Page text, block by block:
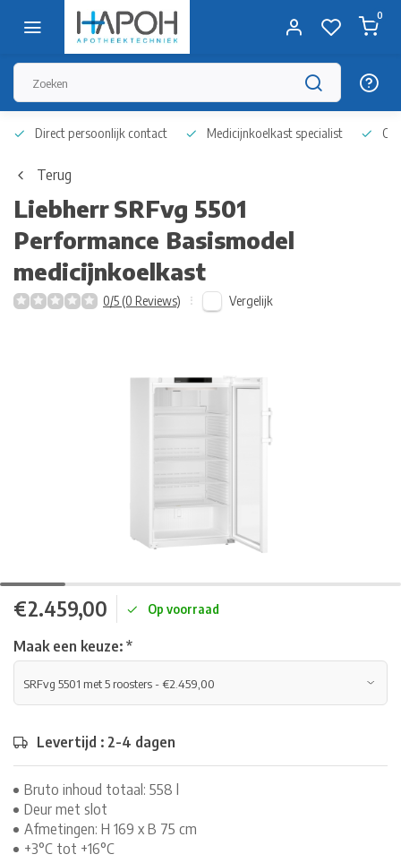
0
Direct persoonlijk contact Medicijnkoelkast specialist Op
Terug
LiebherrSRFvg 5501
Performance Basismodel
medicijnkoelkast
0/5 (0 Reviews) Vergelijk
€2.459,00 Op voorraad
Maak een keuze: *
Levertijd : 2-4 dagen
Bruto inhoud totaal: 558 l
Deur met slot
Afmetingen: H 169 x B 75 cm
+3°C tot +16°C